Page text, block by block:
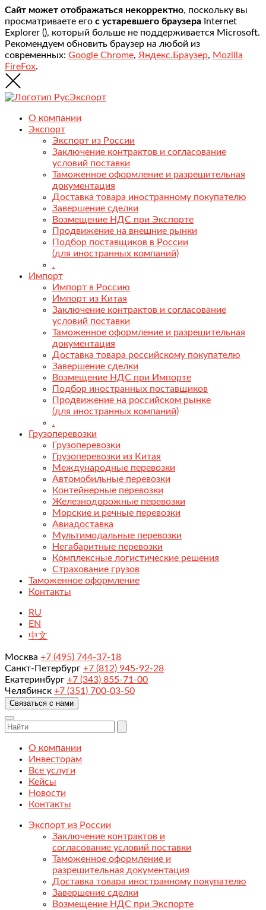
Сайт может отображаться некорректно, поскольку вы
просматриваете его с устаревшего браузера Internet
Explorer (), который больше не поддерживается Microsoft.
Рекомендуем обновить браузер на любой из
современных: Google Chrome, Яндекс.Браузер, Mozilla
FireFox.
О компании
Экспорт
Экспорт из России
Заключение контрактов и согласование
условий поставки
Таможенное оформление и разрешительная
документация
Доставка товара иностранному покупателю
Завершение сделки
Возмещение НДС при Экспорте
Продвижение на внешние рынки
Подбор поставщиков в России
(для иностранных компаний)
.
Импорт
Импорт в Россию
Импорт из Китая
Заключение контрактов и согласование
условий поставки
Таможенное оформление и разрешительная
документация
Доставка товара российскому покупателю
Завершение сделки
Возмещение НДС при Импорте
Подбор иностранных поставщиков
Продвижение на российском рынке
(для иностранных компаний)
.
Грузоперевозки
Грузоперевозки
Грузоперевозки из Китая
Международные перевозки
Автомобильные перевозки
Контейнерные перевозки
Железнодорожные перевозки
Морские и речные перевозки
Авиадоставка
Мультимодальные перевозки
Негабаритные перевозки
Комплексные логистические решения
Страхование грузов
Таможенное оформление
Контакты
RU
EN
中文
Москва +7 (495) 744-37-18
Санкт-Петербург +7 (812) 945-92-28
Екатеринбург +7 (343) 855-71-00
Челябинск +7 (351) 700-03-50
Связаться с нами
О компании
Инвесторам
Все услуги
Кейсы
Новости
Контакты
Экспорт из России
Заключение контрактов и
согласование условий поставки
Таможенное оформление и
разрешительная документация
Доставка товара иностранному покупателю
Завершение сделки
Возмещение НДС при Экспорте